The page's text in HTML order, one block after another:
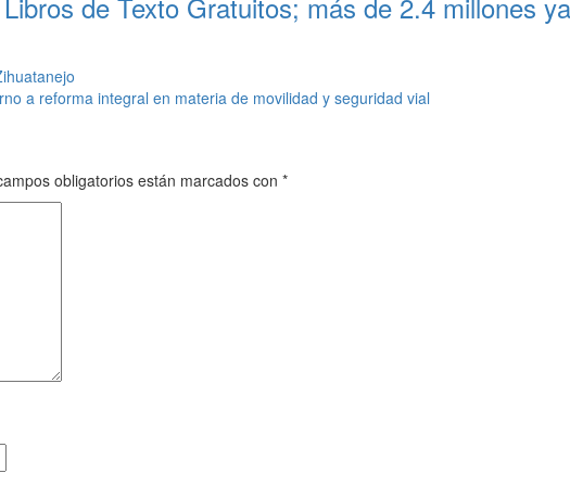
a reforma integral en materia de movilidad y seguridad vial
obligatorios están marcados con *